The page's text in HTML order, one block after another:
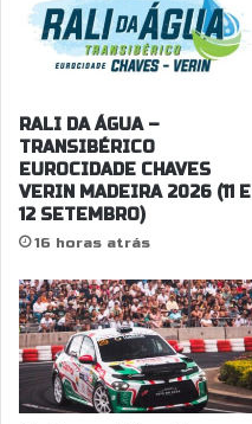
RALI DA ÁGUA –
TRANSIBÉRICO
EUROCIDADE CHAVES
VERIN MADEIRA 2026 (11 E
12 SETEMBRO)
16 horas atrás